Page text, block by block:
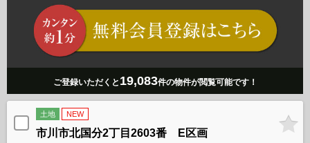
ご登録いただくと 19,083件の物件が閲覧可能です！
土地 NEW
市川市北国分2丁目2603番 E区画